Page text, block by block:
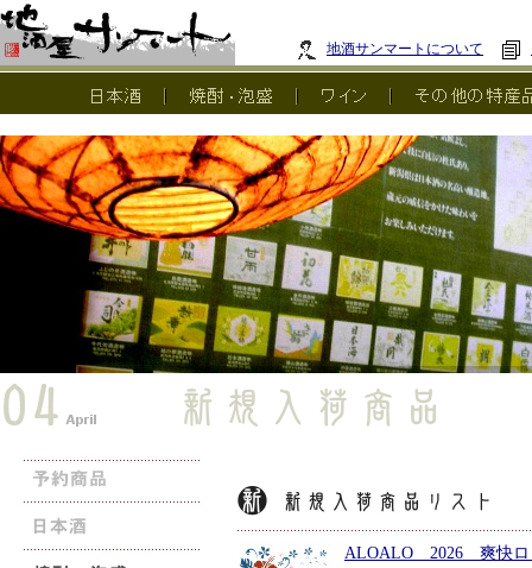
地酒サンマートについて
ALOALO 2026 爽快